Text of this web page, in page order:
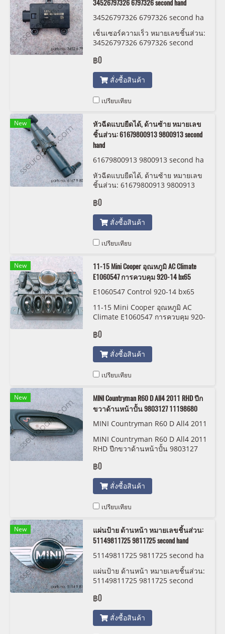
34526797326 6797326 second hand
34526797326 6797326 second ha
nd
เซ็นเซอร์ความเร็ว หมายเลขชิ้นส่วน:
34526797326 6797326 second
฿0
สั่งซื้อสินค้า
เปรียบเทียบ
New
หัวฉีดแบบยืดได้, ด้านซ้าย หมายเลข
ชิ้นส่วน: 61679800913 9800913 second
hand
61679800913 9800913 second ha
หัวฉีดแบบยืดได้, ด้านซ้าย หมายเลข
ชิ้นส่วน: 61679800913 9800913
฿0
สั่งซื้อสินค้า
เปรียบเทียบ
New
11-15 Mini Cooper อุณหภูมิ AC Climate
E1060547 การควบคุม 920-14 bx65
E1060547 Control 920-14 bx65
11-15 Mini Cooper อุณหภูมิ AC
Climate E1060547 การควบคุม 920-
฿0
สั่งซื้อสินค้า
เปรียบเทียบ
New
MINI Countryman R60 D All4 2011 RHD ปีก
ขวาด้านหน้าปั้น 9803127 11198680
MINI Countryman R60 D All4 2011
03127 11198680
MINI Countryman R60 D All4 2011
RHD ปีกขวาด้านหน้าปั้น 9803127
฿0
สั่งซื้อสินค้า
เปรียบเทียบ
New
แผ่นป้าย ด้านหน้า หมายเลขชิ้นส่วน:
51149811725 9811725 second hand
51149811725 9811725 second ha
แผ่นป้าย ด้านหน้า หมายเลขชิ้นส่วน:
51149811725 9811725 second
฿0
สั่งซื้อสินค้า